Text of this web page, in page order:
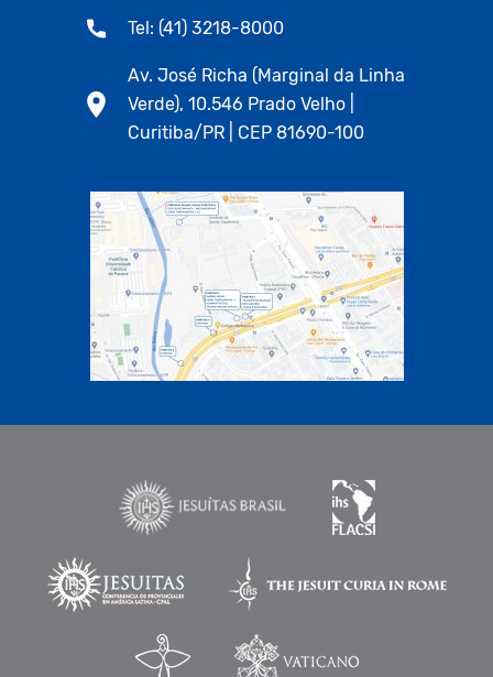
Tel: (41) 3218-8000
Av. José Richa (Marginal da Linha
Verde), 10.546 Prado Velho |
Curitiba/PR | CEP 81690-100